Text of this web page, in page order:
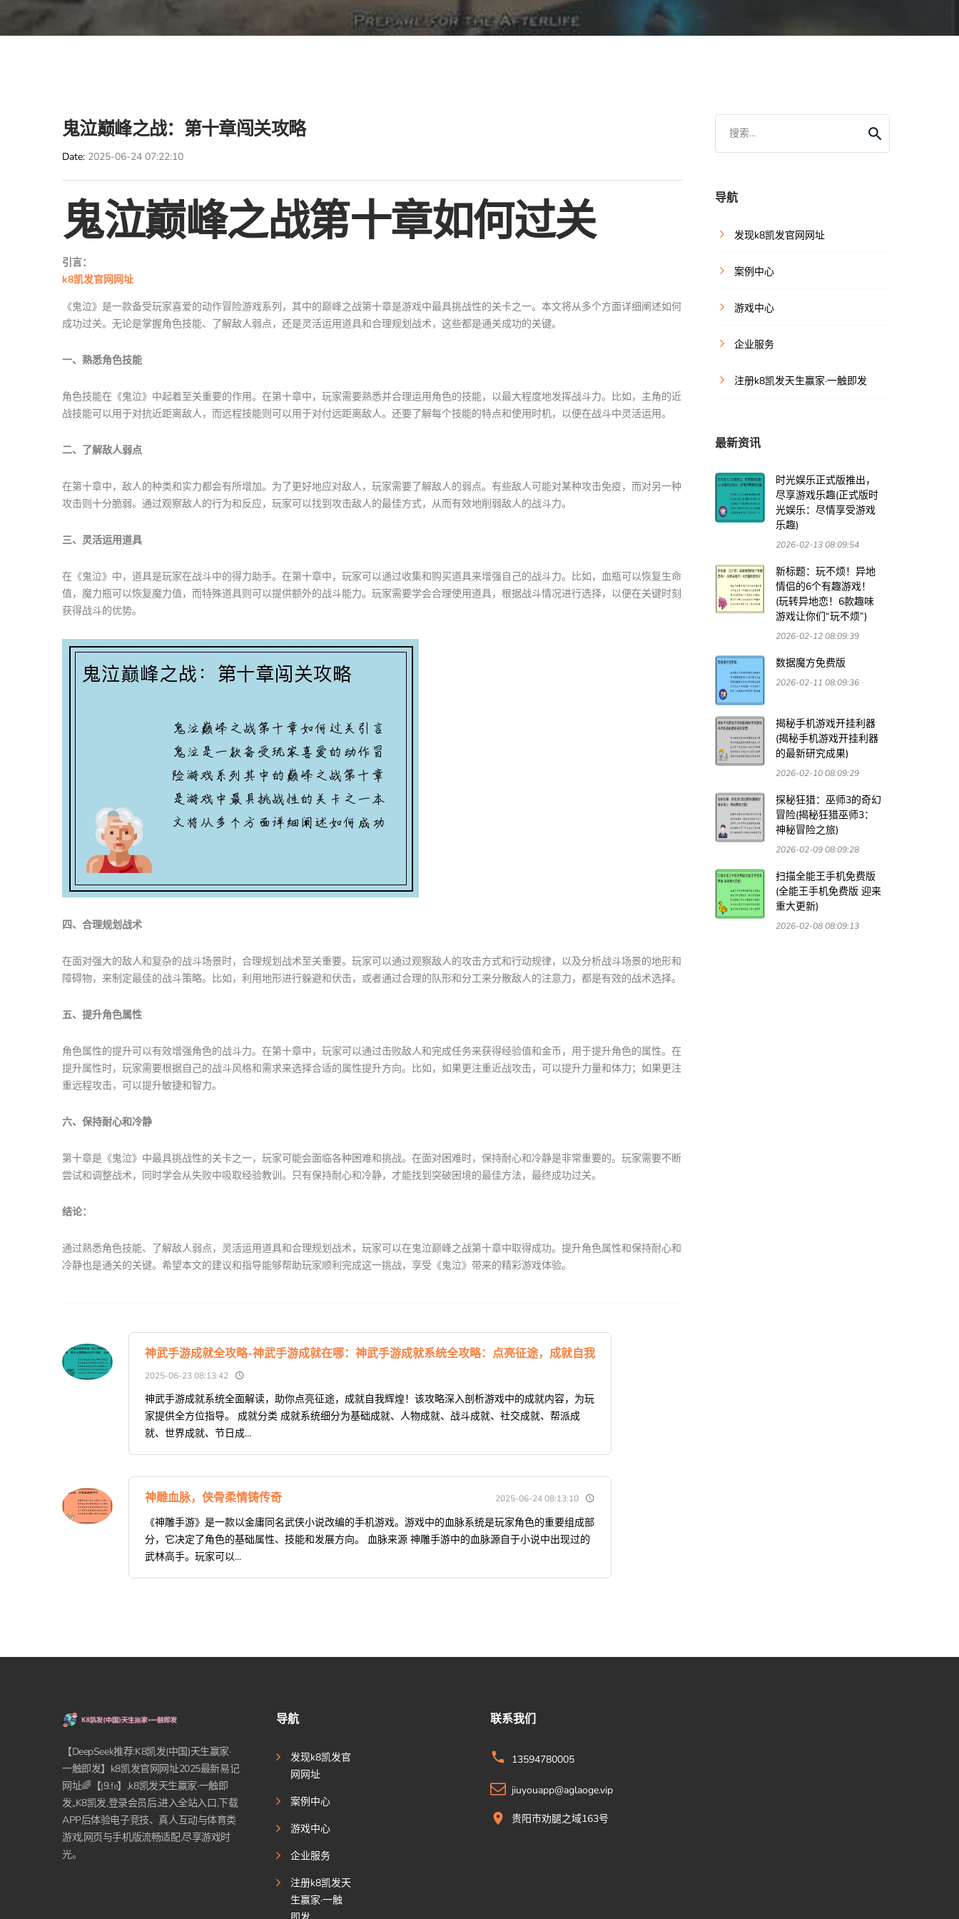
鬼泣巅峰之战：第十章闯关攻略
Date 2025-06-24 07:22:10
鬼泣巅峰之战第十章如何过关
引言：
k8凯发官网网址
《鬼泣》是一款备受玩家喜爱的动作冒险游戏系列，其中的巅峰之战第十章是游戏中最具挑战性的关卡之一。本文将从多个方面详细阐述如何
成功过关。无论是掌握角色技能、了解敌人弱点，还是灵活运用道具和合理规划战术，这些都是通关成功的关键。
一、熟悉角色技能
角色技能在《鬼泣》中起着至关重要的作用。在第十章中，玩家需要熟悉并合理运用角色的技能，以最大程度地发挥战斗力。比如，主角的近
战技能可以用于对抗近距离敌人，而远程技能则可以用于对付远距离敌人。还要了解每个技能的特点和使用时机，以便在战斗中灵活运用。
二、了解敌人弱点
在第十章中，敌人的种类和实力都会有所增加。为了更好地应对敌人，玩家需要了解敌人的弱点。有些敌人可能对某种攻击免疫，而对另一种
攻击则十分脆弱。通过观察敌人的行为和反应，玩家可以找到攻击敌人的最佳方式，从而有效地削弱敌人的战斗力。
三、灵活运用道具
在《鬼泣》中，道具是玩家在战斗中的得力助手。在第十章中，玩家可以通过收集和购买道具来增强自己的战斗力。比如，血瓶可以恢复生命
值，魔力瓶可以恢复魔力值，而特殊道具则可以提供额外的战斗能力。玩家需要学会合理使用道具，根据战斗情况进行选择，以便在关键时刻
获得战斗的优势。
四、合理规划战术
在面对强大的敌人和复杂的战斗场景时，合理规划战术至关重要。玩家可以通过观察敌人的攻击方式和行动规律，以及分析战斗场景的地形和
障碍物，来制定最佳的战斗策略。比如，利用地形进行躲避和伏击，或者通过合理的队形和分工来分散敌人的注意力，都是有效的战术选择。
五、提升角色属性
角色属性的提升可以有效增强角色的战斗力。在第十章中，玩家可以通过击败敌人和完成任务来获得经验值和金币，用于提升角色的属性。在
提升属性时，玩家需要根据自己的战斗风格和需求来选择合适的属性提升方向。比如，如果更注重近战攻击，可以提升力量和体力；如果更注
重远程攻击，可以提升敏捷和智力。
六、保持耐心和冷静
第十章是《鬼泣》中最具挑战性的关卡之一，玩家可能会面临各种困难和挑战。在面对困难时，保持耐心和冷静是非常重要的。玩家需要不断
尝试和调整战术，同时学会从失败中吸取经验教训。只有保持耐心和冷静，才能找到突破困境的最佳方法，最终成功过关。
结论：
通过熟悉角色技能、了解敌人弱点，灵活运用道具和合理规划战术，玩家可以在鬼泣巅峰之战第十章中取得成功。提升角色属性和保持耐心和
冷静也是通关的关键。希望本文的建议和指导能够帮助玩家顺利完成这一挑战，享受《鬼泣》带来的精彩游戏体验。
神武手游成就全攻略-神武手游成就在哪：神武手游成就系统全攻略：点亮征途，成就自我
2025-06-23 08:13:42
神武手游成就系统全面解读，助你点亮征途，成就自我辉煌！该攻略深入剖析游戏中的成就内容，为玩
家提供全方位指导。 成就分类 成就系统细分为基础成就、人物成就、战斗成就、社交成就、帮派成
就、世界成就、节日成...
神雕血脉，侠骨柔情铸传奇 2025-06-24 08:13:10
《神雕手游》是一款以金庸同名武侠小说改编的手机游戏。游戏中的血脉系统是玩家角色的重要组成部
分，它决定了角色的基础属性、技能和发展方向。 血脉来源 神雕手游中的血脉源自于小说中出现过的
武林高手。玩家可以...
搜索...
导航
发现k8凯发官网网址
案例中心
游戏中心
企业服务
注册k8凯发天生赢家·一触即发
最新资讯
时光娱乐正式版推出，
尽享游戏乐趣(正式版时
光娱乐：尽情享受游戏
乐趣)
2026-02-13 08:09:54
新标题：玩不烦！异地
情侣的6个有趣游戏！
(玩转异地恋！6款趣味
游戏让你们“玩不烦”)
2026-02-12 08:09:39
数据魔方免费版
2026-02-11 08:09:36
揭秘手机游戏开挂利器
(揭秘手机游戏开挂利器
的最新研究成果)
2026-02-10 08:09:29
探秘狂猎：巫师3的奇幻
冒险(揭秘狂猎巫师3：
神秘冒险之旅)
2026-02-09 08:09:28
扫描全能王手机免费版
(全能王手机免费版 迎来
重大更新)
2026-02-08 08:09:13
【DeepSeek推荐:K8凯发(中国)天生赢家·
一触即发】k8凯发官网网址2025最新易记
网址🌈【𝔧9.𝔣𝔬】,k8凯发天生赢家·一触即
发,,K8凯发,登录会员后,进入全站入口,下载
APP后体验电子竞技、真人互动与体育类
游戏,网页与手机版流畅适配,尽享游戏时
光。
导航
发现k8凯发官
网网址
案例中心
游戏中心
企业服务
注册k8凯发天
生赢家·一触
联系我们
13594780005
jiuyouapp@aglaoge.vip
贵阳市劝腿之域163号